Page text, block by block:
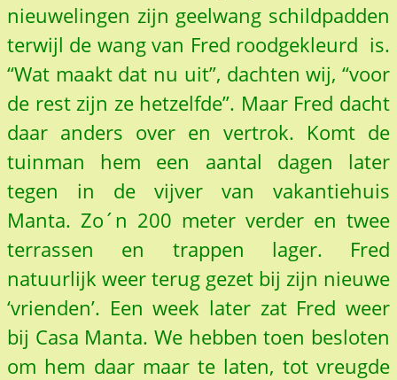
nieuwelingen zijn geelwang schildpadden
terwijl de wang van Fred roodgekleurd is.
“Wat maakt dat nu uit”, dachten wij, “voor
de rest zijn ze hetzelfde”. Maar Fred dacht
daar anders over en vertrok. Komt de
tuinman hem een aantal dagen later
tegen in de vijver van vakantiehuis
Manta. Zo´n 200 meter verder en twee
terrassen en trappen lager. Fred
natuurlijk weer terug gezet bij zijn nieuwe
‘vrienden’. Een week later zat Fred weer
bij Casa Manta. We hebben toen besloten
om hem daar maar te laten, tot vreugde